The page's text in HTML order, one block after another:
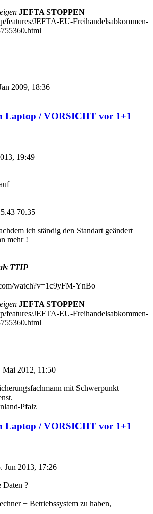
JEFTA STOPPEN
features/JEFTA-EU-Freihandelsabkommen-
2009, 18:36
Laptop / VORSICHT vor 1+1
19:49
70.35
ich ständig den Standart geändert
mehr !
TTIP
watch?v=1c9yFM-YnBo
JEFTA STOPPEN
features/JEFTA-EU-Freihandelsabkommen-
Mai 2012, 11:50
mit Schwerpunkt
Pfalz
Laptop / VORSICHT vor 1+1
Jun 2013, 17:26
Daten ?
+ Betriebssystem zu haben,